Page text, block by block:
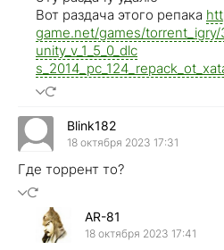
Вот раздача этого репака
game.net/games/torrent_igry/
unity_v_1_5_0_dlc
Blink182
18 октября 2023 17:31
Где торрент то?
AR-81
18 октября 2023 17:41